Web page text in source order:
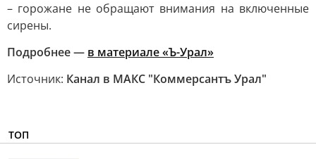
– горожане не обращают внимания на включенные
сирены.
Подробнее — в материале «Ъ-Урал»
Источник: Канал в МАКС "Коммерсантъ Урал"
ТОП